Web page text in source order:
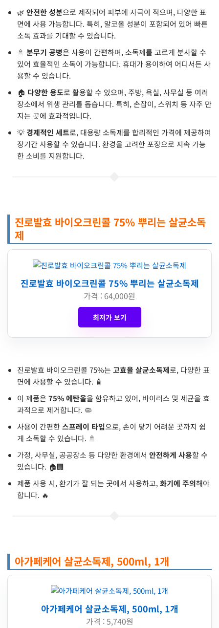
🌿 안전한 성분으로 제작되어 피부에 자극이 적으며, 다양한 표
면에 사용 가능합니다. 특히, 알코올 성분이 포함되어 있어 빠른
소독 효과를 기대할 수 있습니다.
🚿 분무기 공병은 사용이 간편하며, 소독제를 고르게 분사할 수
있어 효율적인 소독이 가능합니다. 휴대가 용이하여 어디서든 사
용할 수 있습니다.
🏠 다양한 용도로 활용할 수 있으며, 주방, 욕실, 사무실 등 여러
장소에서 위생 관리를 돕습니다. 특히, 손잡이, 스위치 등 자주 만
지는 곳에 효과적입니다.
💡 경제적인 세트로, 대용량 소독제를 합리적인 가격에 제공하여
장기간 사용할 수 있습니다. 환경을 고려한 포장으로 지속 가능
한 소비를 지원합니다.
진로발효 바이오크린콜 75% 뿌리는 살균소독
제
진로발효 바이오크린콜 75% 뿌리는 살균소독제
가격 : 64,000원
최저가 보기
진로발효 바이오크린콜 75%는 고효율 살균소독제로, 다양한 표
면에 사용할 수 있습니다. 🧴
이 제품은 75% 에탄올을 함유하고 있어, 바이러스 및 세균을 효
과적으로 제거합니다. 🦠
사용이 간편한스프레이 타입으로, 손이 닿기 어려운 곳까지 쉽
게 소독할 수 있습니다. 🚿
가정, 사무실, 공공장소 등 다양한 환경에서 안전하게 사용할 수
있습니다. 🏠🏢
제품 사용 시, 환기가 잘 되는 곳에서 사용하고,화기에 주의해야
합니다. 🔥
아가페케어 살균소독제, 500ml, 1개
아가페케어 살균소독제, 500ml, 1개
가격 : 5,740원